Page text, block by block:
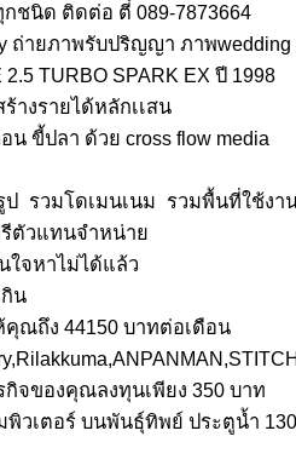
ชนิด ติดต่อ ตี๋ 089-7873664
ถ่ายภาพรับปริญญา ภาพ
TURBO SPARK EX ปี 1998
างรายได้หลักเเสน
น ขี้ปลา ด้วย cross flow media
ป รวมโดเมนเนม รวมพื้นที่ใช้ง
ตัวแทนจำหน่าย
ใจหาไม่ได้แล้ว
น
คุณถึง 44150 บาทต่อเดือน
กิจของคุณลงทุนเพียง 350 บาท
วเตอร์ บนพันธุ์ทิพย์ ประตูน้ำ